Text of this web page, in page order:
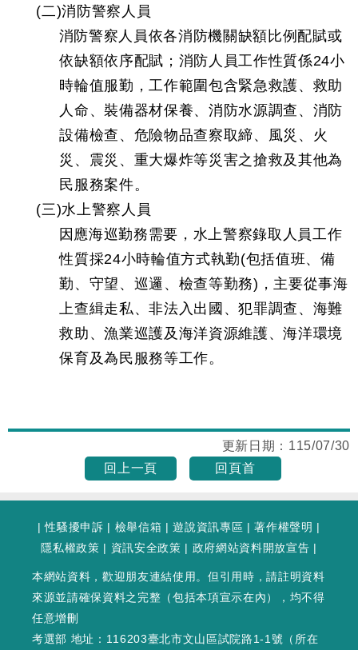
(二)消防警察人員
消防警察人員依各消防機關缺額比例配賦或
依缺額依序配賦；消防人員工作性質係24小
時輪值服勤，工作範圍包含緊急救護、救助
人命、裝備器材保養、消防水源調查、消防
設備檢查、危險物品查察取締、風災、火
災、震災、重大爆炸等災害之搶救及其他為
民服務案件。
(三)水上警察人員
因應海巡勤務需要，水上警察錄取人員工作
性質採24小時輪值方式執勤(包括值班、備
勤、守望、巡邏、檢查等勤務)，主要從事海
上查緝走私、非法入出國、犯罪調查、海難
救助、漁業巡護及海洋資源維護、海洋環境
保育及為民服務等工作。
更新日期： 115/07/30
回上一頁
回頁首
|性騷擾申訴 | 檢舉信箱 |遊說資訊專區 |著作權聲明 |
隱私權政策 | 資訊安全政策 | 政府網站資料開放宣告 |
本網站資料，歡迎朋友連結使用。但引用時，請註明資料
來源並請確保資料之完整（包括本項宣示在內），均不得
任意增刪
考選部 地址：116203臺北市文山區試院路1-1號（ 所在